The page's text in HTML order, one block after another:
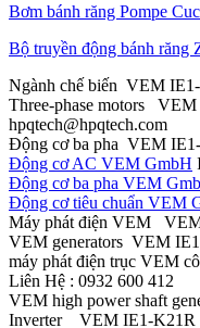
Bơm bánh răng Pompe
Bộ truyền động bánh răng
Ngành chế biến VEM
Three-phase motors
hpqtech@hpqtech.com
Động cơ ba pha VEM
Động cơ AC VEM GmbH
Động cơ ba pha VEM
Động cơ tiêu chuẩn VEM
Máy phát điện VEM
VEM generators VEM
máy phát điện trục VEM
Liên Hệ : 0932 600 412
VEM high power shaft
Inverter VEM IE1-K21R